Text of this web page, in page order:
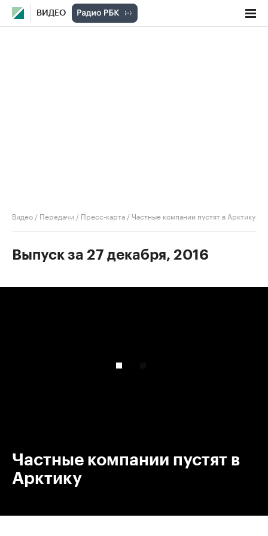
ВИДЕО
Видео / Передачи / Пресс-карта /Частные компании пустят в Арктику
Выпуск за 27 декабря, 2016
Частные компании пустят в
Арктику